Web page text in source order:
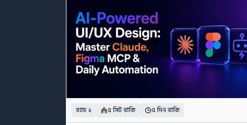
ব্যাচ ২ ৫ সিট বাকি ৫ দিন বাকি